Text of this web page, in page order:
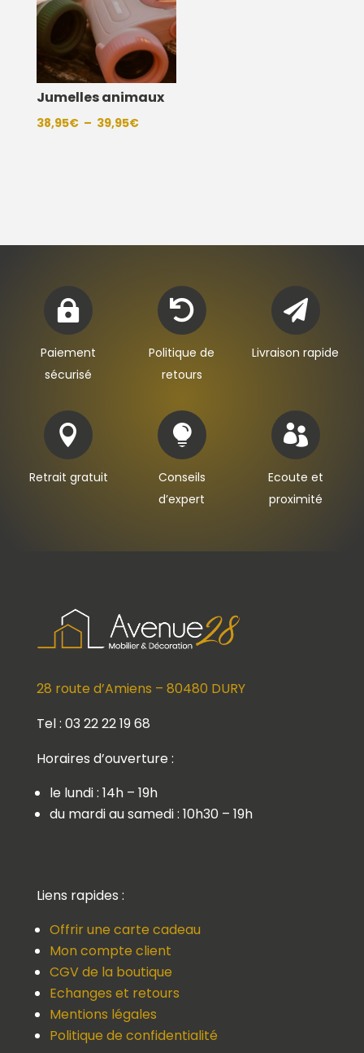
Jumelles animaux
38,95€ – 39,95€Plage

Paiement
sécurisé

Politique de
retours

Livraison rapide

Retrait gratuit

Conseils
d’expert

Ecoute et
proximité
28 route d’Amiens – 80480 DURY
Tel : 03 22 22 19 68
Horaires d’ouverture :
le lundi : 14h – 19h
du mardi au samedi : 10h30 – 19h
Liens rapides :
Offrir une carte cadeau
Mon compte client
CGV de la boutique
Echanges et retours
Mentions légales
Politique de confidentialité